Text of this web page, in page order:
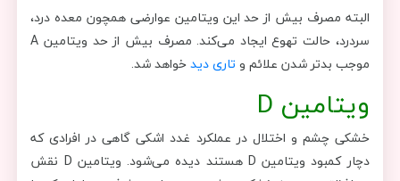
البته مصرف بیش از حد این ویتامین عوارضی همچون معده درد،
سردرد، حالت تهوع ایجاد می‌کند. مصرف بیش از حد ویتامین A
موجب بدتر شدن علائم و تاری دیدخواهد شد.
ویتامین D
خشکی چشم و اختلال در عملکرد غدد اشکی گاهی در افرادی که
دچار کمبود ویتامین D هستند دیده می‌شود. ویتامین D نقش